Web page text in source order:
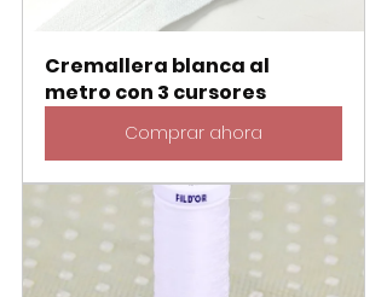
Cremallera blanca al
metro con 3 cursores
Comprar ahora